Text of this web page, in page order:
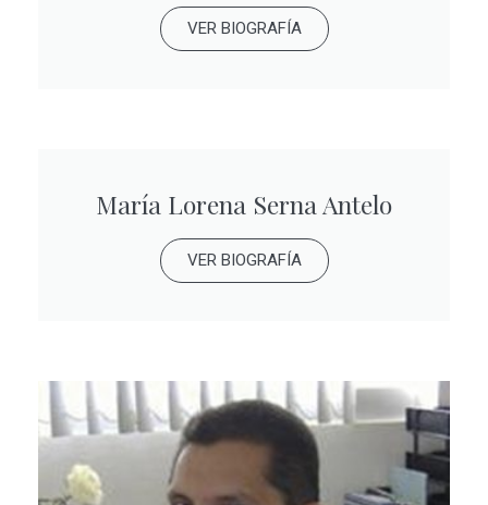
VER BIOGRAFÍA
María Lorena Serna Antelo
VER BIOGRAFÍA